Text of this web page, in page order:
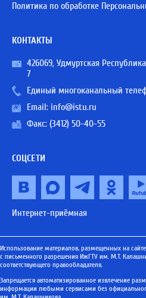
Политика по обработке
КОНТАКТЫ
426069, Удмуртская
7
Единый многоканальный
Email: info@istu.ru
Факс: (3412) 50-40-55
СОЦСЕТИ
Интернет-приёмная
Использование материалов, размещенных на
с письменного разрешения ИжГТУ им. М.Т.
соответствующего правообладателя.
Запрещается автоматизированное извлечение
информации любыми сервисами без